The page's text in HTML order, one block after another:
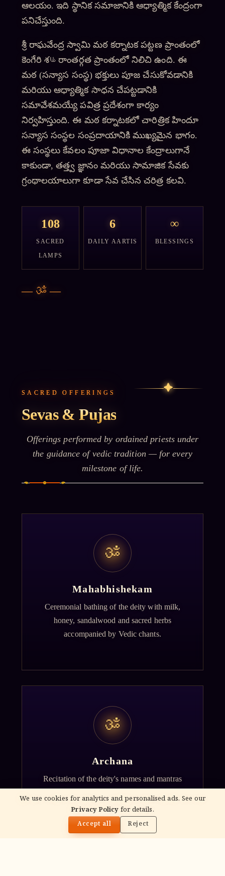
We use cookies for analytics and personalised ads. See our
Privacy Policyfor details.
Accept all Reject
ఆలయం. ఇది స్థానిక సమాజానికి ఆధ్యాత్మిక కేంద్రంగా
పనిచేస్తుంది.
శ్రీ రాఘవేంద్ర స్వామి మఠ కర్నాటక పట్టణ ప్రాంతంలో
కెంగేరి శહరాంతర్గత ప్రాంతంలో నిలిచి ఉంది. ఈ
మఠ (సన్యాస సంస్థ) భక్తులు పూజ చేసుకోవడానికి
మరియు ఆధ్యాత్మిక సాధన చేపట్టడానికి
సమావేశమయ్యే పవిత్ర ప్రదేశంగా కార్యం
నిర్వహిస్తుంది. ఈ మఠ కర్నాటకలో చారిత్రిక హిందూ
సన్యాస సంస్థల సంప్రదాయానికి ముఖ్యమైన భాగం.
ఈ సంస్థలు కేవలం పూజా విధానాల కేంద్రాలుగానే
కాకుండా, తత్త్వ జ్ఞానం మరియు సామాజిక సేవకు
గ్రంథాలయాలుగా కూడా సేవ చేసిన చరిత్ర కలవి.
108
SACRED
LAMPS
6
DAILY AARTIS
∞
BLESSINGS
— ॐ —
SACRED OFFERINGS ✦
Sevas & Pujas
Offerings performed by ordained priests under
the guidance of vedic tradition — for every
milestone of life.
ॐ
Mahabhishekam
Ceremonial bathing of the deity with milk,
honey, sandalwood and sacred herbs
accompanied by Vedic chants.
ॐ
Archana
Recitation of the deity's names and mantras
and gotra.